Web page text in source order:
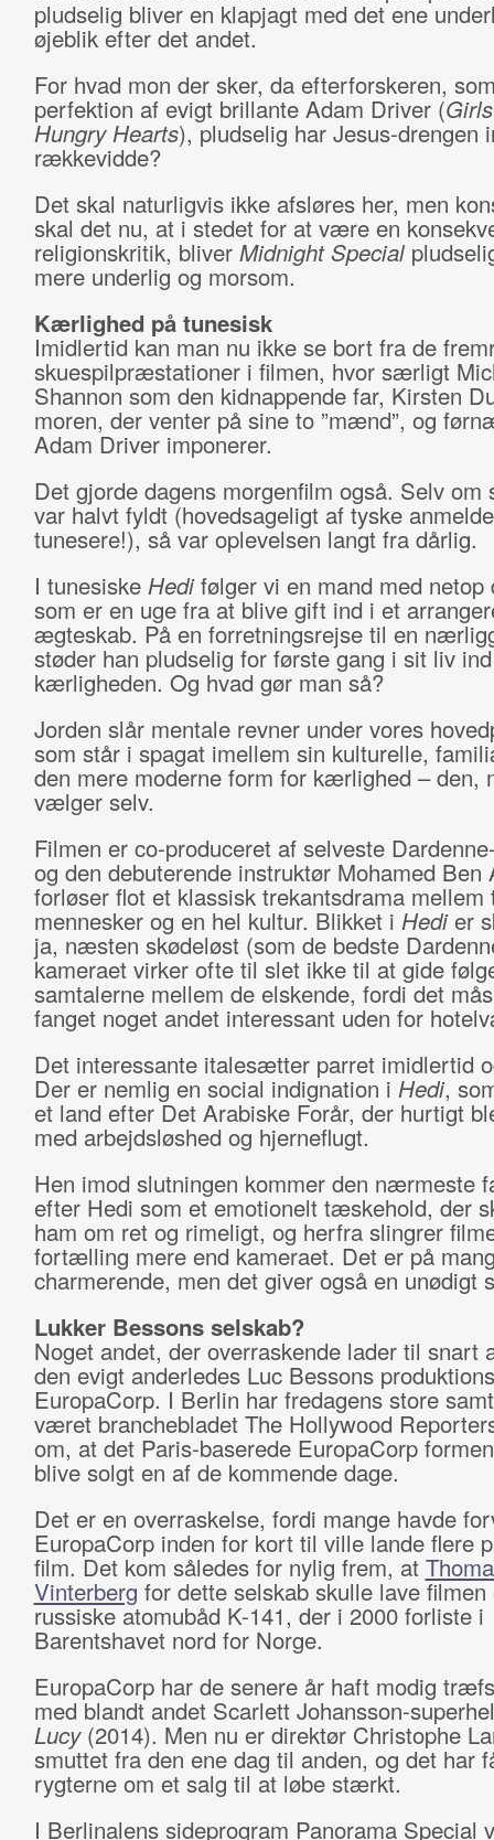
pludselig bliver en klapjagt med det ene
øjeblik efter det andet.
For hvad mon der sker, da efterforskeren,
perfektion af evigt brillante Adam Driver (Girls
Hungry Hearts), pludselig har Jesus-drengen
rækkevidde?
Det skal naturligvis ikke afsløres her, men
skal det nu, at i stedet for at være en
religionskritik, bliver Midnight Special
mere underlig og morsom.
Kærlighed på tunesisk
Imidlertid kan man nu ikke se bort fra de
skuespilpræstationer i filmen, hvor særligt
Shannon som den kidnappende far, Kirsten
moren, der venter på sine to ”mænd”, og
Adam Driver imponerer.
Det gjorde dagens morgenfilm også. Selv om
var halvt fyldt (hovedsageligt af tyske
tunesere!), så var oplevelsen langt fra dårlig.
I tunesiske Hedifølger vi en mand med netop
som er en uge fra at blive gift ind i et
ægteskab. På en forretningsrejse til en
støder han pludselig for første gang i sit liv
kærligheden. Og hvad gør man så?
Jorden slår mentale revner under vores
som står i spagat imellem sin kulturelle,
den mere moderne form for kærlighed – den,
vælger selv.
Filmen er co-produceret af selveste
og den debuterende instruktør Mohamed Ben
forløser flot et klassisk trekantsdrama mellem
mennesker og en hel kultur. Blikket i Hedier
ja, næsten skødeløst (som de bedste
kameraet virker ofte til slet ikke til at gide
samtalerne mellem de elskende, fordi det
fanget noget andet interessant uden for
Det interessante italesætter parret imidlertid
Der er nemlig en social indignation i Hedi,
et land efter Det Arabiske Forår, der hurtigt
med arbejdsløshed og hjerneflugt.
Hen imod slutningen kommer den nærmeste
efter Hedi som et emotionelt tæskehold, der
ham om ret og rimeligt, og herfra slingrer
fortælling mere end kameraet. Det er på
charmerende, men det giver også en unødigt
Lukker Bessons selskab?
Noget andet, der overraskende lader til snart
den evigt anderledes Luc Bessons
EuropaCorp. I Berlin har fredagens store
været branchebladet The Hollywood
om, at det Paris-baserede EuropaCorp
blive solgt en af de kommende dage.
Det er en overraskelse, fordi mange havde
EuropaCorp inden for kort til ville lande flere
film. Det kom således for nylig frem, at
Vinterberg for dette selskab skulle lave filmen
russiske atomubåd K-141, der i 2000 forliste i
Barentshavet nord for Norge.
EuropaCorp har de senere år haft modig
med blandt andet Scarlett Johansson-
Lucy(2014). Men nu er direktør Christophe
smuttet fra den ene dag til anden, og det har
rygterne om et salg til at løbe stærkt.
I Berlinalens sideprogram Panorama Special